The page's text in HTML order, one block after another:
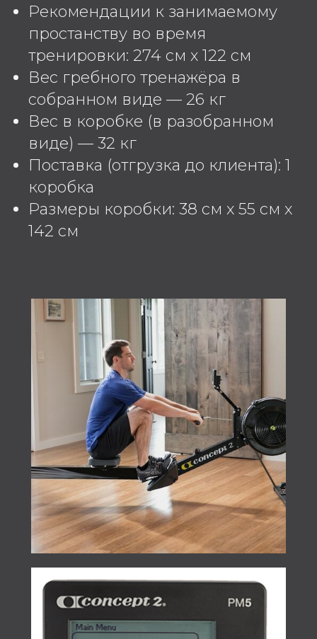
Рекомендации к занимаемому
простанству во время
тренировки: 274 см х 122 см
Вес гребного тренажёра в
собранном виде — 26 кг
Вес в коробке (в разобранном
виде) — 32 кг
Поставка (отгрузка до клиента): 1
коробка
Размеры коробки: 38 см x 55 см x
142 см